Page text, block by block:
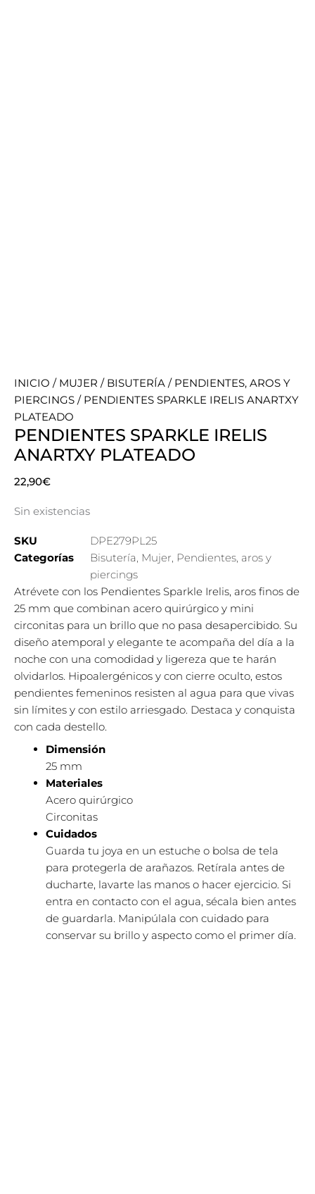
INICIO / MUJER / BISUTERÍA / PENDIENTES, AROS Y
PIERCINGS / PENDIENTES SPARKLE IRELIS ANARTXY
PLATEADO
PENDIENTES SPARKLE IRELIS
ANARTXY PLATEADO
22,90€
Sin existencias
SKU
DPE279PL25
Categorías
Bisutería, Mujer, Pendientes, aros y
piercings
Atrévete con los Pendientes Sparkle Irelis, aros finos de
25 mm que combinan acero quirúrgico y mini
circonitas para un brillo que no pasa desapercibido. Su
diseño atemporal y elegante te acompaña del día a la
noche con una comodidad y ligereza que te harán
olvidarlos. Hipoalergénicos y con cierre oculto, estos
pendientes femeninos resisten al agua para que vivas
sin límites y con estilo arriesgado. Destaca y conquista
con cada destello.
Dimensión
25 mm
Materiales
Acero quirúrgico
Circonitas
Cuidados
Guarda tu joya en un estuche o bolsa de tela
para protegerla de arañazos. Retírala antes de
ducharte, lavarte las manos o hacer ejercicio. Si
entra en contacto con el agua, sécala bien antes
de guardarla. Manipúlala con cuidado para
conservar su brillo y aspecto como el primer día.